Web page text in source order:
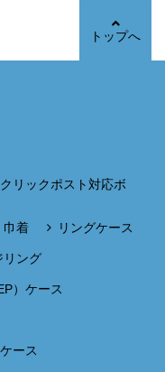
トップへ
リックポスト対応ボ
巾着 リングケース
リング
）ケース
ース